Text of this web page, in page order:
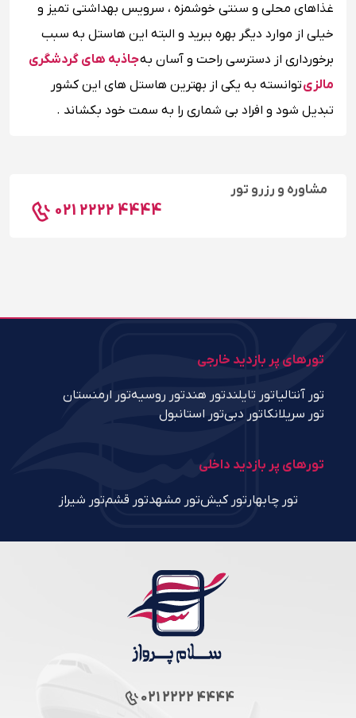
غذاهای محلی و سنتی خوشمزه ، سرویس بهداشتی تمیز و
خیلی از موارد دیگر بهره ببرید و البته این هاستل به سبب
برخورداری از دسترسی راحت و آسان بهجاذبه های گردشگری
مالزیتوانسته به یکی از بهترین هاستل های این کشور
تبدیل شود و افراد بی شماری را به سمت خود بکشاند .
مشاوره و رزرو تور
021 2222 4444
تورهای پر بازدید خارجی
تور آنتالیاتور تایلندتور هندتور روسیهتور ارمنستان
تور سریلانکاتور دبیتور استانبول
تورهای پر بازدید داخلی
تور چابهار تور کیشتور مشهدتور قشمتور شیراز
021 2222 4444